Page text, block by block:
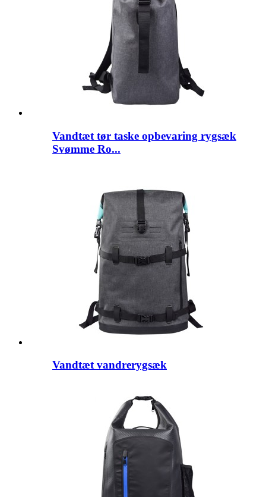
Vandtæt tør taske opbevaring rygsæk
Svømme Ro...
Vandtæt vandrerygsæk